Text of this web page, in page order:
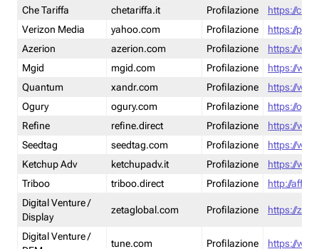
Che Tariffa
chetariffa.it Profilazione
https://
Verizon Media
yahoo.com Profilazione
https://
Azerion
azerion.com Profilazione
https://
Mgid
mgid.com Profilazione
https://
Quantum
xandr.com Profilazione
https://
Ogury
ogury.com Profilazione
https://
Refine
refine.direct Profilazione
https://
Seedtag
seedtag.com Profilazione
https://
Ketchup Adv
ketchupadv.it Profilazione
https://
Triboo
triboo.direct Profilazione
http://
Digital Venture /
Display
zetaglobal.com Profilazione https://
Digital Venture /
tune.com Profilazione https://